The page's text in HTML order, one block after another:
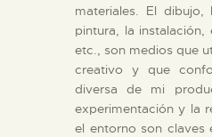
materiales. El dibujo,
pintura, la instalación,
etc., son medios que
creativo y que
diversa de mi
experimentación y la
el entorno son claves